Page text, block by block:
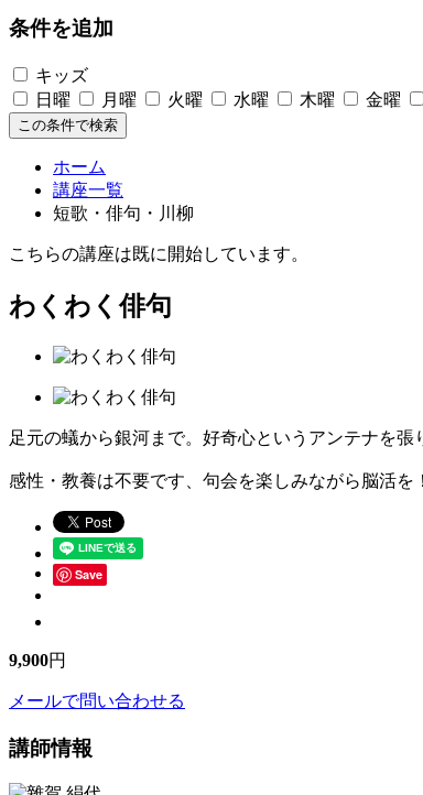
条件を追加
キッズ
日曜
月曜 火曜 水曜 木曜 金曜
この条件で検索
ホーム
講座一覧
短歌・俳句・川柳
こちらの講座は既に開始しています。
わくわく俳句
足元の蟻から銀河まで。好奇心というアンテナを
感性・教養は不要です、句会を楽しみながら脳活を！
Save
9,900円
メールで問い合わせる
講師情報